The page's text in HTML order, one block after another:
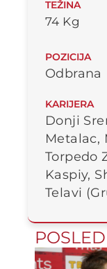
TEŽINA
74 Kg
POZICIJA
Odbrana
KARIJERA
Donji
Metalac,
Torpedo
Kaspiy,
Telavi